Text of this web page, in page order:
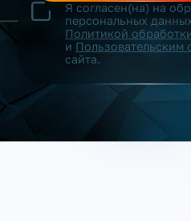
Я согласен(на) на
персональных
Политикой
и Пользовательским
сайта.